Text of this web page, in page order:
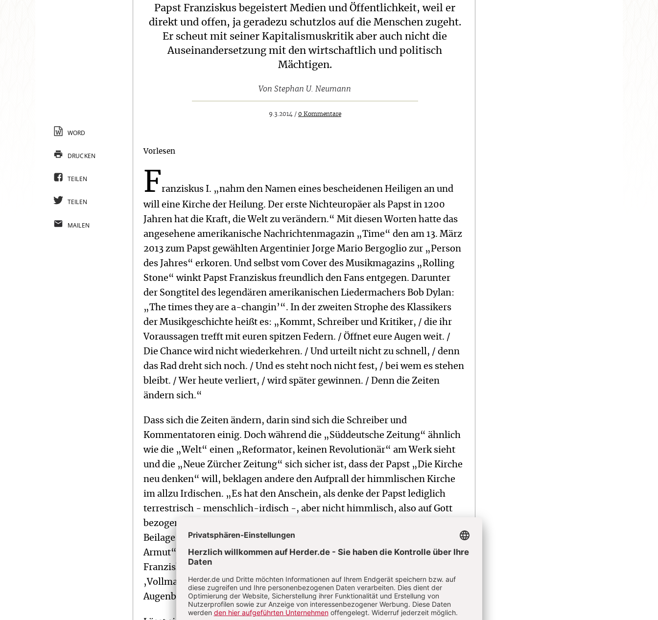
Papst Franziskus begeistert Medien und Öffentlichkeit, weil er
direkt und offen, ja geradezu schutzlos auf die Menschen zugeht.
Er scheut mit seiner Kapitalismuskritik aber auch nicht die
Auseinandersetzung mit den wirtschaftlich und politisch
Mächtigen.
VonStephan U. Neumann
9.3.2014 / 0 Kommentare
Vorlesen
Franziskus I. „nahm den Namen eines bescheidenen Heiligen an und
will eine Kirche der Heilung. Der erste Nichteuropäer als Papst in 1200
Jahren hat die Kraft, die Welt zu verändern.“ Mit diesen Worten hatte das
angesehene amerikanische Nachrichtenmagazin „Time“ den am 13. März
2013 zum Papst gewählten Argentinier Jorge Mario Bergoglio zur „Person
des Jahres“ erkoren. Und selbst vom Cover des Musikmagazins „Rolling
Stone“ winkt Papst Franziskus freundlich den Fans entgegen. Darunter
der Songtitel des legendären amerikanischen Liedermachers Bob Dylan:
„The times they are a-changin’“. In der zweiten Strophe des Klassikers
der Musikgeschichte heißt es: „Kommt, Schreiber und Kritiker, / die ihr
Voraussagen trefft mit euren spitzen Federn. / Öffnet eure Augen weit. /
Die Chance wird nicht wiederkehren. / Und urteilt nicht zu schnell, / denn
das Rad dreht sich noch. / Und es steht noch nicht fest, / bei wem es stehen
bleibt. / Wer heute verliert, / wird später gewinnen. / Denn die Zeiten
ändern sich.“
Dass sich die Zeiten ändern, darin sind sich die Schreiber und
Kommentatoren einig. Doch während die „Süddeutsche Zeitung“ ähnlich
wie die „Welt“ einen „Reformator, keinen Revolutionär“ am Werk sieht
und die „Neue Zürcher Zeitung“ sich sicher ist, dass der Papst „Die Kirche
neu denken“ will, beklagen andere den Aufprall der himmlischen Kirche
im allzu Irdischen. „Es hat den Anschein, als denke der Papst lediglich
terrestrisch - menschlich-irdisch -, aber nicht himmlisch, also auf Gott
bezogen“, klagte der Schriftsteller Godehard Schramm in der „Zeit“-
Beilage „Christ und Welt“. Populistisch sei „die Gemütlichkeit der neuen
Armut“, in deren Gefolge der gemeinschaftliche Kult verarme. „Papst
Franziskus scheint die priesterliche, die bischöfliche und die päpstliche
‚Vollmacht‘ des Geweihten zugunsten der terrestrischen
Augenblicksgemeinschafts-Seligkeit zurückzustellen.“
WORD
DRUCKEN
TEILEN
TEILEN
MAILEN